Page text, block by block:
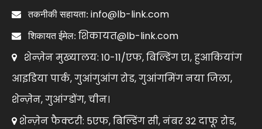
 तकनीकी सहायता: info@lb-link.com
शिकायत ईमेल: शिकायत@lb-link.com
 शेन्ज़ेन मुख्यालय: 10-11/एफ, बिल्डिंग ए1, हुआकियांग
आइडिया पार्क, गुआंगुआंग रोड, गुआंगमिंग नया जिला,
शेन्ज़ेन, गुआंग्डोंग, चीन।
 शेन्ज़ेन फैक्टरी: 5एफ, बिल्डिंग सी, नंबर 32 दाफू रोड,